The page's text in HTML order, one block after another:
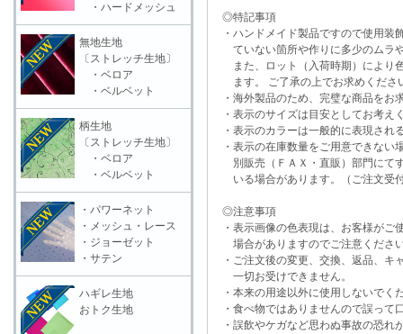
◎特記事項
・ハンドメイド製品ですので使用装
ていない箇所や作りに多少のムラ
また、ロット（入荷時期）により
ます。 ご了承の上でお求めくださ
・海外製品のため、完璧な商品をお
・表示のサイズは目安としてお考え
・表示のカラーは一般的に表現され
・表示の在庫数量をご用意できな
別販売（ＦＡＸ・直販）部門にて
いる場合があります。（ご注文受
◎注意事項
・表示画像の色表現は、お客様がご
場合がありますのでご注意くださ
・ご注文後の変更、交換、返品、キ
一切お受けできません。
・本来の用途以外に使用しないでく
・食べ物ではありませんので誤って
・誤飲やケガなど思わぬ事故の恐れ
・ハードメッシュ
無地生地
〔ストレッチ生地〕
・ベロア
・ベルベット
柄生地
〔ストレッチ生地〕
・ベロア
・ベルベット
・パワーネット
・メッシュ・レース
・ジョーゼット
・サテン
ハギレ生地
おトク生地